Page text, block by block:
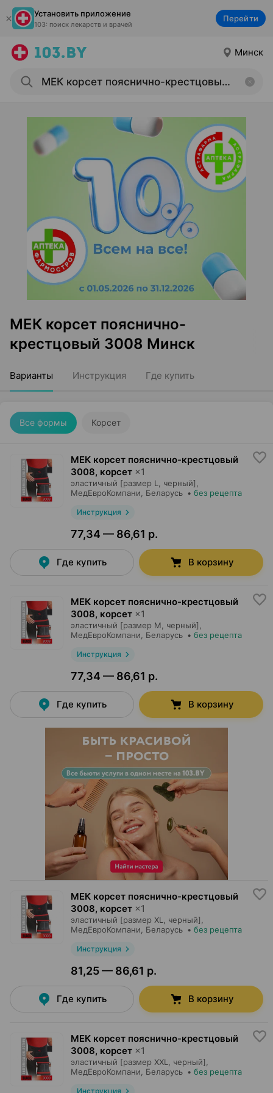
Установить приложение
103: поиск лекарств и врачей
Перейти
Минск
МЕК корсет пояснично-
крестцовый 3008 Минск
Варианты Инструкция Где купить
Все формы Корсет
МЕК корсет пояснично-крестцовый
3008, корсет ×1
эластичный [размер L, черный],
МедЕвроКомпани , Беларусь • без рецепта
Инструкция
77,34 — 86,61 р.
Где купить В корзину
МЕК корсет пояснично-крестцовый
3008, корсет ×1
эластичный [размер M, черный],
МедЕвроКомпани , Беларусь • без рецепта
Инструкция
77,34 — 86,61 р.
Где купить В корзину
МЕК корсет пояснично-крестцовый
3008, корсет ×1
эластичный [размер XL, черный],
МедЕвроКомпани , Беларусь • без рецепта
Инструкция
81,25 — 86,61 р.
Где купить В корзину
МЕК корсет пояснично-крестцовый
3008, корсет ×1
эластичный [размер XXL, черный],
МедЕвроКомпани , Беларусь • без рецепта
Инструкция